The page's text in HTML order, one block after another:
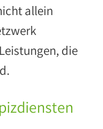
allein
die